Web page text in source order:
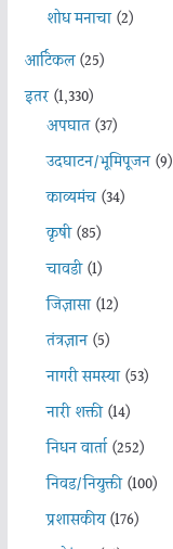
शोध मनाचा(2)
आर्टिकल(25)
इतर(1,330)
अपघात(37)
उदघाटन/भूमिपूजन(9)
काव्यमंच(34)
कृषी(85)
चावडी(1)
जिज्ञासा(12)
तंत्रज्ञान(5)
नागरी समस्या(53)
नारी शक्ती(14)
निधन वार्ता(252)
निवड/नियुक्ती(100)
प्रशासकीय(176)